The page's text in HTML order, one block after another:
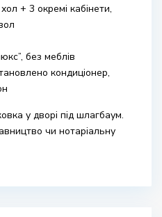
+ 3 окремі кабінети,
без меблів
кондиціонер,
у дворі під шлагбаум.
чи нотаріальну